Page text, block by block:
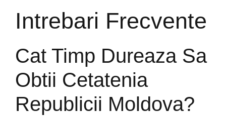
Intrebari Frecvente
Cat Timp Dureaza Sa
Obtii Cetatenia
Republicii Moldova?